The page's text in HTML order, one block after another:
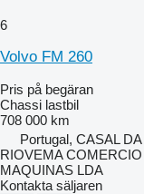
6
Volvo FM 260
Pris på begäran
Chassi lastbil
708 000 km
Portugal, CASAL
RIOVEMA
MAQUINAS LDA
Kontakta säljaren